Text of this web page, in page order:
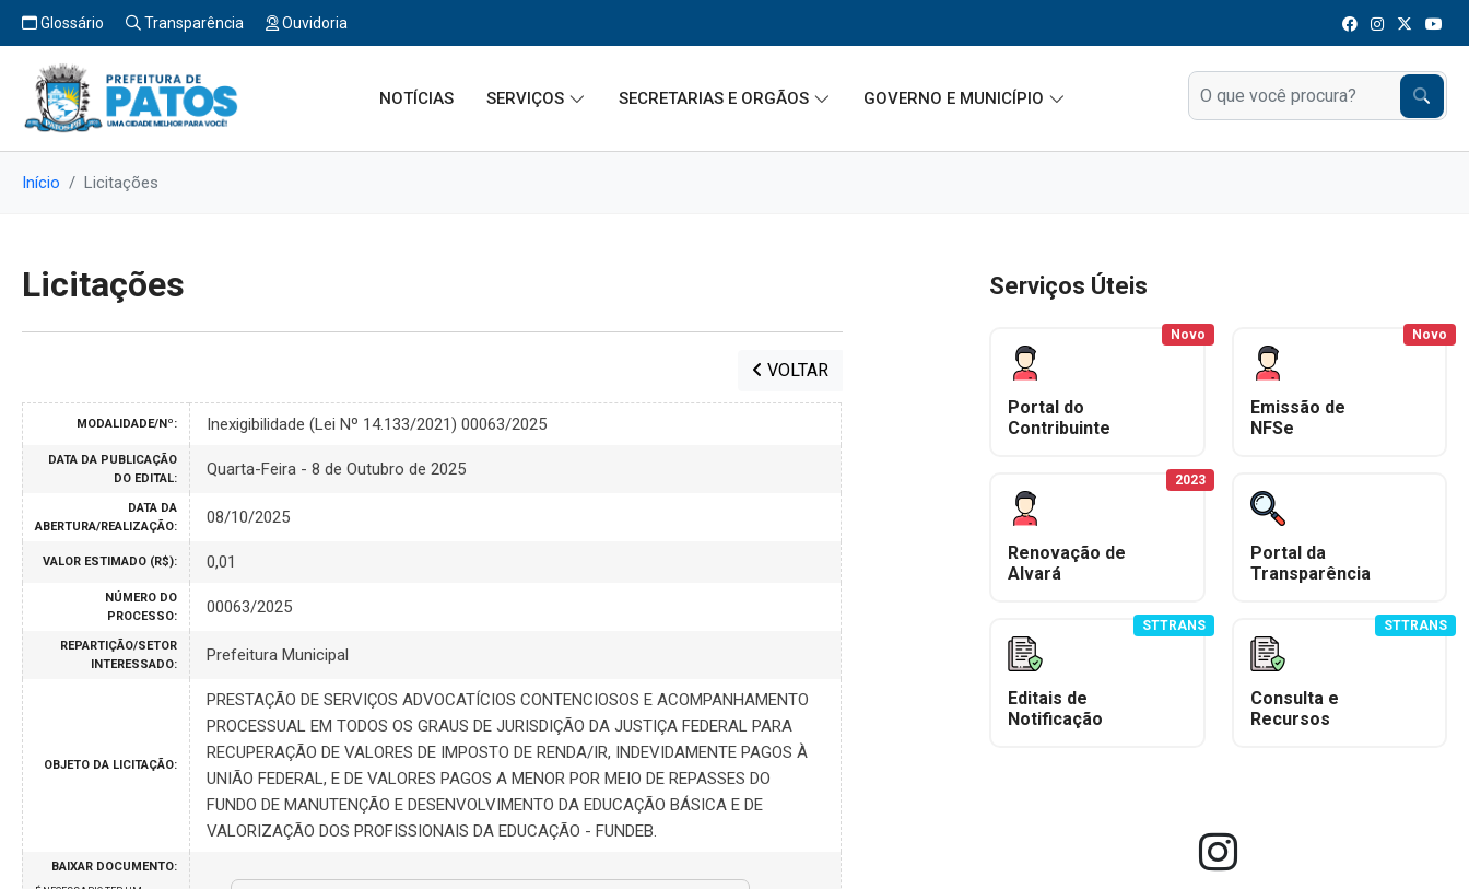
Glossário Transparência Ouvidoria
NOTÍCIAS SERVIÇOS SECRETARIAS E ORGÃOS GOVERNO E MUNICÍPIO
Início Licitações
Licitações
VOLTAR
MODALIDADE/Nº: Inexigibilidade (Lei Nº 14.133/2021) 00063/2025
DATA DA PUBLICAÇÃO
DO EDITAL:
Quarta-Feira - 8 de Outubro de 2025
DATA DA
ABERTURA/REALIZAÇÃO:
08/10/2025
VALOR ESTIMADO (R$): 0,01
NÚMERO DO
PROCESSO:
00063/2025
REPARTIÇÃO/SETOR
INTERESSADO:
Prefeitura Municipal
OBJETO DA LICITAÇÃO:
PRESTAÇÃO DE SERVIÇOS ADVOCATÍCIOS CONTENCIOSOS E ACOMPANHAMENTO
PROCESSUAL EM TODOS OS GRAUS DE JURISDIÇÃO DA JUSTIÇA FEDERAL PARA
RECUPERAÇÃO DE VALORES DE IMPOSTO DE RENDA/IR, INDEVIDAMENTE PAGOS À
UNIÃO FEDERAL, E DE VALORES PAGOS A MENOR POR MEIO DE REPASSES DO
FUNDO DE MANUTENÇÃO E DESENVOLVIMENTO DA EDUCAÇÃO BÁSICA E DE
VALORIZAÇÃO DOS PROFISSIONAIS DA EDUCAÇÃO - FUNDEB.
BAIXAR DOCUMENTO:
Serviços Úteis
Portal do
Contribuinte
Novo
Emissão de
NFSe
Novo
Renovação de
Alvará
2023
Portal da
Transparência
Editais de
Notificação
STTRANS
Consulta e
Recursos
STTRANS